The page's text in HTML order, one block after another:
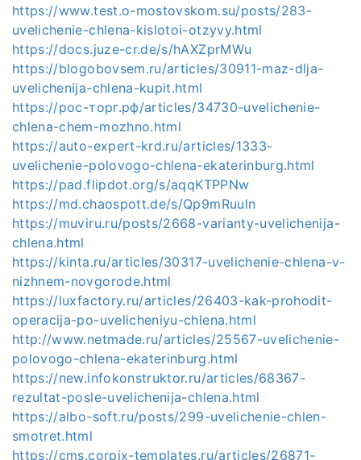
https://www.test.o-mostovskom.su/posts/283-
uvelichenie-chlena-kislotoi-otzyvy.html
https://docs.juze-cr.de/s/hAXZprMWu
https://blogobovsem.ru/articles/30911-maz-dlja-
uvelichenija-chlena-kupit.html
https://рос-торг.рф/articles/34730-uvelichenie-
chlena-chem-mozhno.html
https://auto-expert-krd.ru/articles/1333-
uvelichenie-polovogo-chlena-ekaterinburg.html
https://pad.flipdot.org/s/aqqKTPPNw
https://md.chaospott.de/s/Qp9mRuuln
https://muviru.ru/posts/2668-varianty-uvelichenija-
chlena.html
https://kinta.ru/articles/30317-uvelichenie-chlena-v-
nizhnem-novgorode.html
https://luxfactory.ru/articles/26403-kak-prohodit-
operacija-po-uvelicheniyu-chlena.html
http://www.netmade.ru/articles/25567-uvelichenie-
polovogo-chlena-ekaterinburg.html
https://new.infokonstruktor.ru/articles/68367-
rezultat-posle-uvelichenija-chlena.html
https://albo-soft.ru/posts/299-uvelichenie-chlen-
smotret.html
https://cms.corpix-templates.ru/articles/26871-